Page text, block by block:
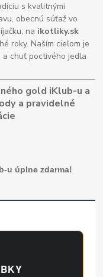
s kvalitnými
obecnú súťaž vo
na ikotliky.sk
roky. Naším cieľom je
chuť poctivého jedla
gold iKlub-u a
a pravidelné
u úplne zdarma!